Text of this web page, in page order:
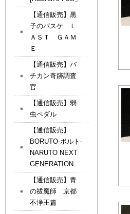
【通信販売】黒
子のバスケ Ｌ
ＡＳＴ ＧＡＭ
Ｅ
【通信販売】バ
チカン奇跡調査
官
【通信販売】弱
虫ペダル
【通信販売】
BORUTO-ボルト-
NARUTO NEXT
GENERATION
【通信販売】青
の祓魔師 京都
不浄王篇